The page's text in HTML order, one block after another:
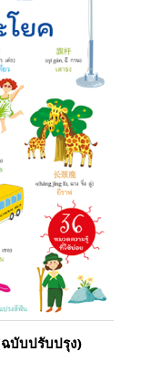
บับปรับปรุง)